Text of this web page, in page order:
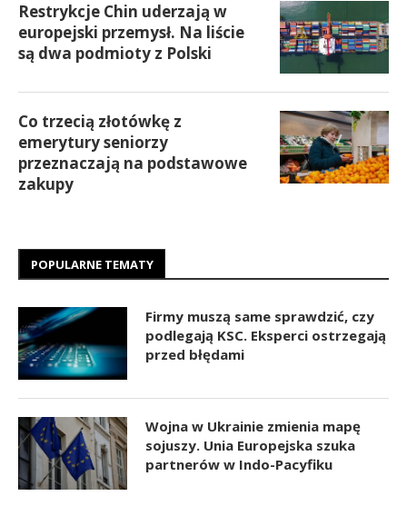
Restrykcje Chin uderzają w
europejski przemysł. Na liście
są dwa podmioty z Polski
Co trzecią złotówkę z
emerytury seniorzy
przeznaczają na podstawowe
zakupy
POPULARNE TEMATY
Firmy muszą same sprawdzić, czy
podlegają KSC. Eksperci ostrzegają
przed błędami
Wojna w Ukrainie zmienia mapę
sojuszy. Unia Europejska szuka
partnerów w Indo-Pacyfiku